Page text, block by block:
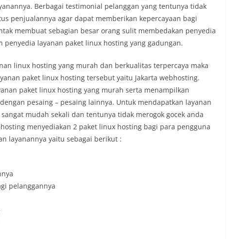
Berbagai testimonial pelanggan yang tentunya tidak
penjualannya agar dapat memberikan kepercayaan bagi
membuat sebagian besar orang sulit membedakan penyedia
layanan paket linux hosting yang gadungan.
linux hosting yang murah dan berkualitas terpercaya maka
paket linux hosting tersebut yaitu Jakarta webhosting.
paket linux hosting yang murah serta menampilkan
pesaing – pesaing lainnya. Untuk mendapatkan layanan
mudah sekali dan tentunya tidak merogok gocek anda
menyediakan 2 paket linux hosting bagi para pengguna
layanannya yaitu sebagai berikut :
pelanggannya